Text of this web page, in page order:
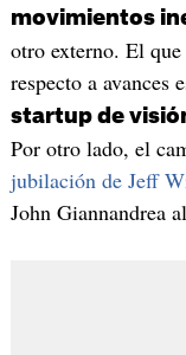
movimientos
otro externo. El
respecto a avances
startup de
Por otro lado, el
jubilación de Jeff
John Giannandrea